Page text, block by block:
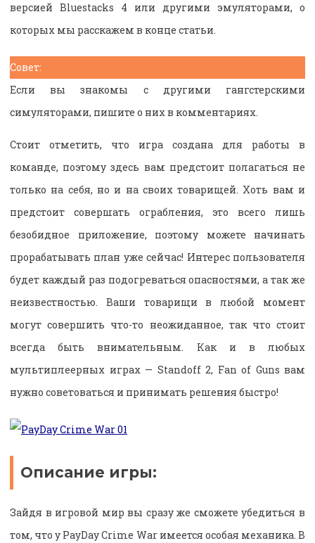
версией Bluestacks 4 или другими эмуляторами, о
которых мы расскажем в конце статьи.
Совет:
Если вы знакомы с другими гангстерскими
симуляторами, пишите о них в комментариях.
Стоит отметить, что игра создана для работы в
команде, поэтому здесь вам предстоит полагаться не
только на себя, но и на своих товарищей. Хоть вам и
предстоит совершать ограбления, это всего лишь
безобидное приложение, поэтому можете начинать
прорабатывать план уже сейчас! Интерес пользователя
будет каждый раз подогреваться опасностями, а так же
неизвестностью. Ваши товарищи в любой момент
могут совершить что-то неожиданное, так что стоит
всегда быть внимательным. Как и в любых
мультиплеерных играх — Standoff 2, Fan of Guns вам
нужно советоваться и принимать решения быстро!
Описание игры:
Зайдя в игровой мир вы сразу же сможете убедиться в
том, что у PayDay Crime War имеется особая механика. В